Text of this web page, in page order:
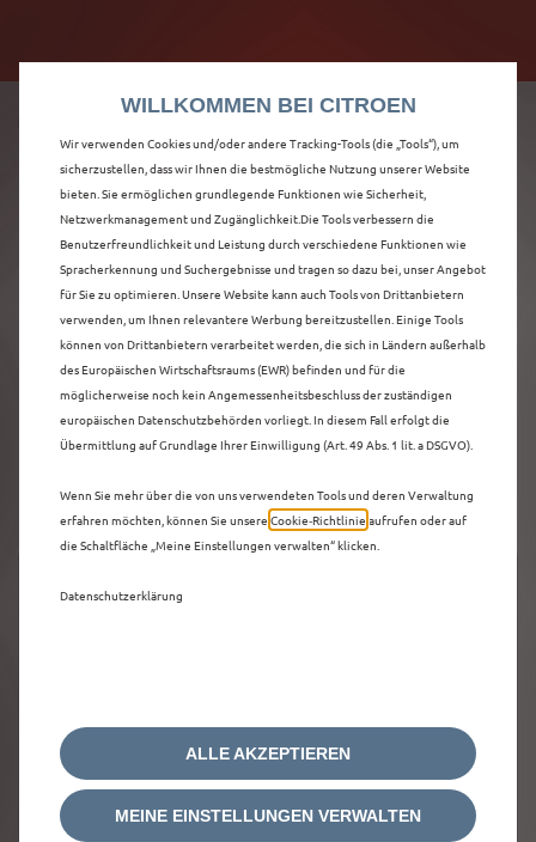
ENTDECKEN SIE ALLE
Ë-C4 X
VORFÜHRWAGEN MIT
ELEKTRO ANTRIEB IN
LÖRRACH
WILLKOMMEN BEI CITROEN
Wir verwenden Cookies und/oder andere Tracking-Tools (die „Tools“), um
sicherzustellen, dass wir Ihnen die bestmögliche Nutzung unserer Website
bieten. Sie ermöglichen grundlegende Funktionen wie Sicherheit,
Netzwerkmanagement und Zugänglichkeit.Die Tools verbessern die
Benutzerfreundlichkeit und Leistung durch verschiedene Funktionen wie
Spracherkennung und Suchergebnisse und tragen so dazu bei, unser Angebot
für Sie zu optimieren. Unsere Website kann auch Tools von Drittanbietern
verwenden, um Ihnen relevantere Werbung bereitzustellen. Einige Tools
können von Drittanbietern verarbeitet werden, die sich in Ländern außerhalb
des Europäischen Wirtschaftsraums (EWR) befinden und für die
möglicherweise noch kein Angemessenheitsbeschluss der zuständigen
europäischen Datenschutzbehörden vorliegt. In diesem Fall erfolgt die
Übermittlung auf Grundlage Ihrer Einwilligung (Art. 49 Abs. 1 lit. a DSGVO).
Wenn Sie mehr über die von uns verwendeten Tools und deren Verwaltung
erfahren möchten, können Sie unsere Cookie‑Richtlinie aufrufen oder auf
die Schaltfläche „Meine Einstellungen verwalten“ klicken.
Datenschutzerklärung
MEINE EINSTELLUNGEN VERWALTEN
ALLE AKZEPTIEREN